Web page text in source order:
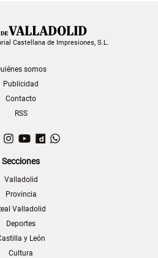
Castellana de Impresiones, S.L.
somos
Publicidad
Contacto
RSS
TwitterInstagram
YouTubeDailymotion
Secciones
Valladolid
Provincia
Valladolid
Deportes
y León
Cultura